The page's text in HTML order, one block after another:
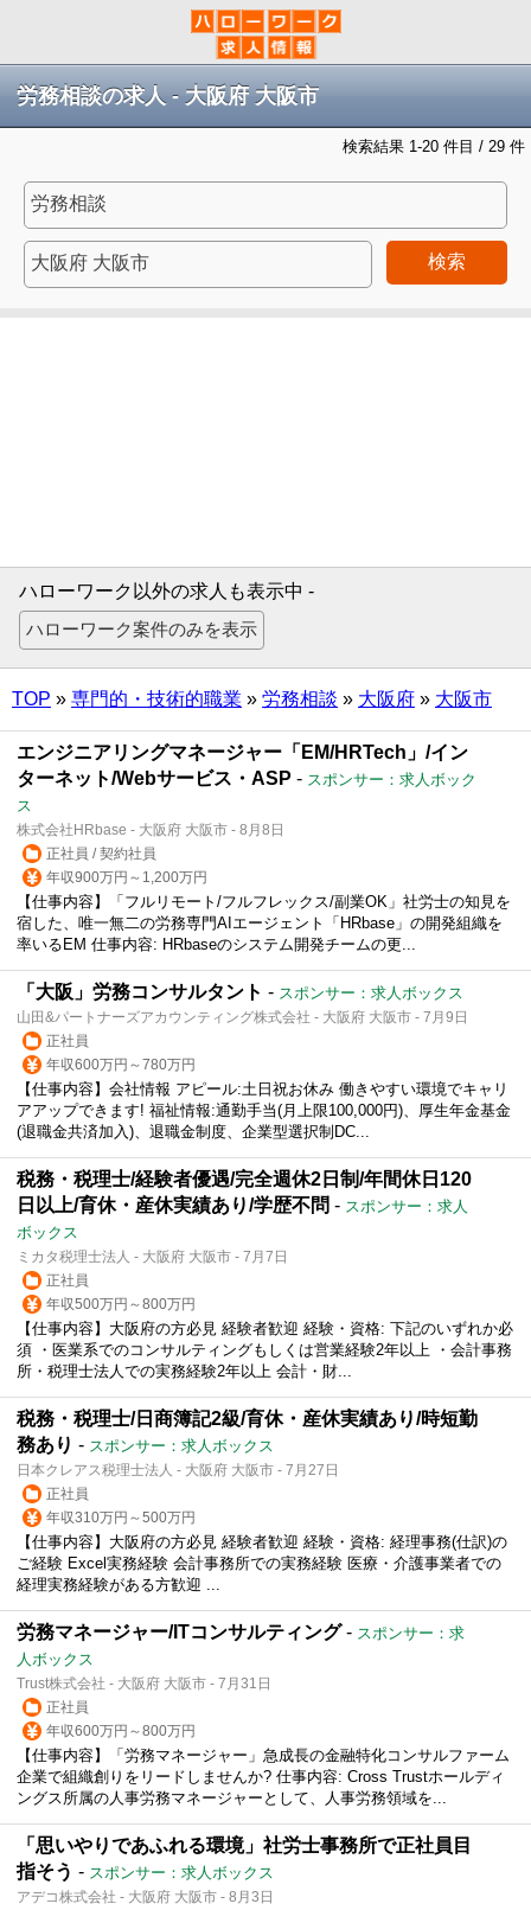
労務相談の求人 - 大阪府 大阪市
検索結果 1-20 件目 / 29 件
検索
ハローワーク以外の求人も表示中 -
TOP » 専門的・技術的職業 » 労務相談 » 大阪府 » 大阪市
エンジニアリングマネージャー「EM/HRTech」/イン
ターネット/Webサービス・ASP - スポンサー：求人ボック
ス
株式会社HRbase - 大阪府 大阪市 - 8月8日
正社員 / 契約社員
年収900万円～1,200万円
【仕事内容】「フルリモート/フルフレックス/副業OK」社労士の知見を
宿した、唯一無二の労務専門AIエージェント「HRbase」の開発組織を
率いるEM 仕事内容: HRbaseのシステム開発チームの更...
「大阪」労務コンサルタント - スポンサー：求人ボックス
山田&パートナーズアカウンティング株式会社 - 大阪府 大阪市 - 7月9日
正社員
年収600万円～780万円
【仕事内容】会社情報 アピール:土日祝お休み 働きやすい環境でキャリ
アアップできます! 福祉情報:通勤手当(月上限100,000円)、厚生年金基金
(退職金共済加入)、退職金制度、企業型選択制DC...
税務・税理士/経験者優遇/完全週休2日制/年間休日120
日以上/育休・産休実績あり/学歴不問 - スポンサー：求人
ボックス
ミカタ税理士法人 - 大阪府 大阪市 - 7月7日
正社員
年収500万円～800万円
【仕事内容】大阪府の方必見 経験者歓迎 経験・資格: 下記のいずれか必
須 ・医業系でのコンサルティングもしくは営業経験2年以上 ・会計事務
所・税理士法人での実務経験2年以上 会計・財...
税務・税理士/日商簿記2級/育休・産休実績あり/時短勤
務あり - スポンサー：求人ボックス
日本クレアス税理士法人 - 大阪府 大阪市 - 7月27日
正社員
年収310万円～500万円
【仕事内容】大阪府の方必見 経験者歓迎 経験・資格: 経理事務(仕訳)の
ご経験 Excel実務経験 会計事務所での実務経験 医療・介護事業者での
経理実務経験がある方歓迎 ...
労務マネージャー/ITコンサルティング- スポンサー：求
人ボックス
Trust株式会社 - 大阪府 大阪市 - 7月31日
正社員
年収600万円～800万円
【仕事内容】「労務マネージャー」急成長の金融特化コンサルファーム
企業で組織創りをリードしませんか? 仕事内容: Cross Trustホールディ
ングス所属の人事労務マネージャーとして、人事労務領域を...
「思いやりであふれる環境」社労士事務所で正社員目
指そう - スポンサー：求人ボックス
アデコ株式会社 - 大阪府 大阪市 - 8月3日